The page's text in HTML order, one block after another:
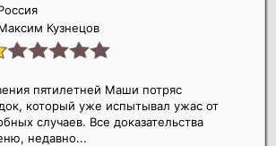
Кузнецов
пятилетней Маши потряс
который уже испытывал ужас от
случаев. Все доказательства
недавно...